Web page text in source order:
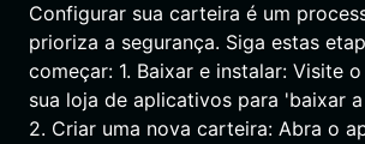
Configurar sua carteira é um
prioriza a segurança. Siga estas
começar: 1. Baixar e instalar: Visite
sua loja de aplicativos para 'baixar
2. Criar uma nova carteira: Abra o